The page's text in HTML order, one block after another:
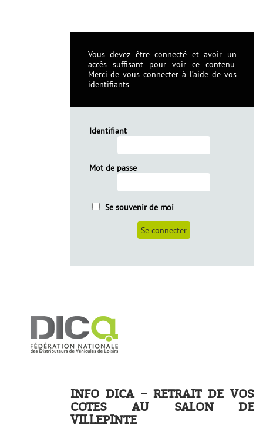
Vous devez être connecté et avoir un
accès suffisant pour voir ce contenu.
Merci de vous connecter à l’aide de vos
identifiants.
Identifiant
Mot de passe
Se souvenir de moi
INFO DICA – RETRAIT DE VOS
COTES AU SALON DE
VILLEPINTE